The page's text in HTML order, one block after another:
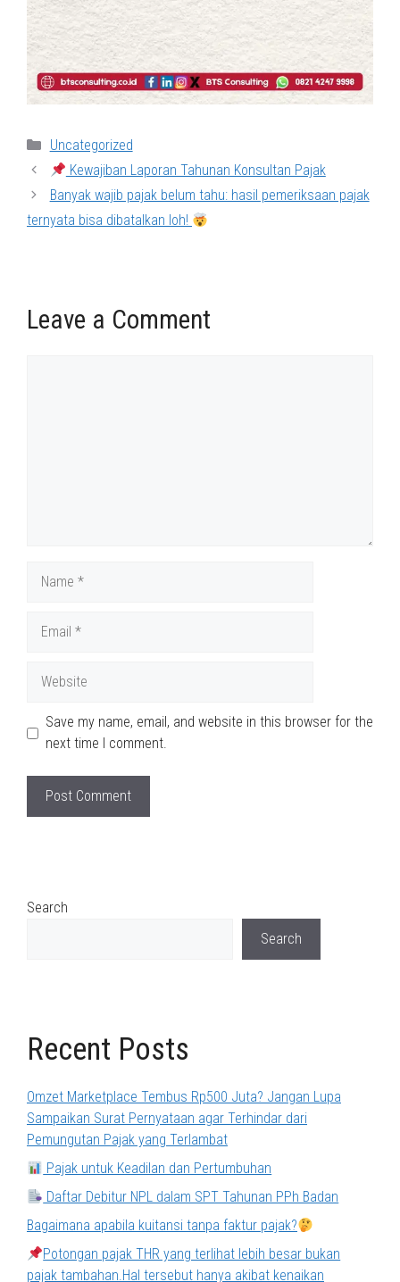
Categories
Uncategorized
Kewajiban Laporan Tahunan Konsultan Pajak
Banyak wajib pajak belum tahu: hasil pemeriksaan pajak
ternyata bisa dibatalkan loh!
Leave a Comment
Save my name, email, and website in this browser for the
next time I comment.
Search
Search
Recent Posts
Omzet Marketplace Tembus Rp500 Juta? Jangan Lupa
Sampaikan Surat Pernyataan agar Terhindar dari
Pemungutan Pajak yang Terlambat
Pajak untuk Keadilan dan Pertumbuhan
Daftar Debitur NPL dalam SPT Tahunan PPh Badan
Bagaimana apabila kuitansi tanpa faktur pajak?
Potongan pajak THR yang terlihat lebih besar bukan
pajak tambahan.Hal tersebut hanya akibat kenaikan